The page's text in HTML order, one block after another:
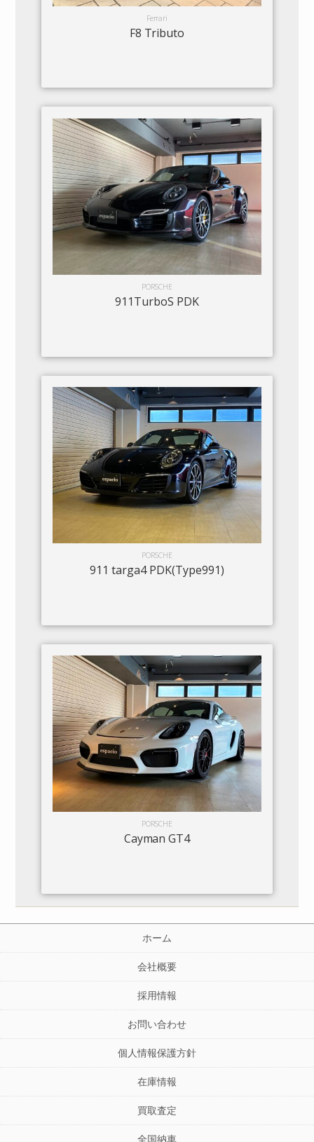
Ferrari
F8 Tributo
PORSCHE
911TurboS PDK
PORSCHE
911 targa4 PDK(Type991)
PORSCHE
Cayman GT4
ホーム
会社概要
採用情報
お問い合わせ
個人情報保護方針
在庫情報
買取査定
全国納車